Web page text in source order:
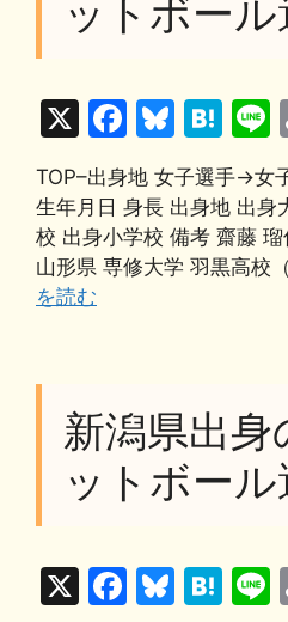
ットボール
X
F
a
c
e
b
Bl
u
e
s
k
H
at
e
n
a
TOP–出身地 女子選手→女
生年月日 身長 出身地 出身
校 出身小学校 備考 齋藤
山形県 専修大学 羽黒高校
を読む
新潟県出身
ットボール
X
F
Bl H